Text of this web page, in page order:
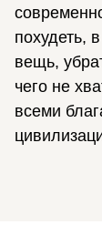
похудеть,
вещь,
чего не
всеми